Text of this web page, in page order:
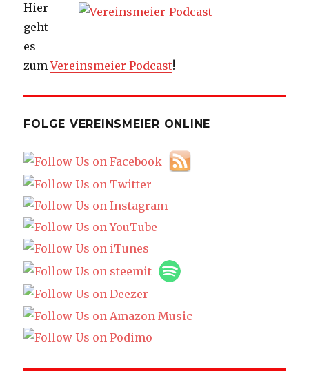
Hier
geht
es
zumVereinsmeier Podcast!
FOLGE VEREINSMEIER ONLINE